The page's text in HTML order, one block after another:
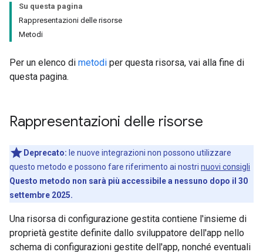
Su questa pagina
Rappresentazioni delle risorse
Metodi
Per un elenco di metodi per questa risorsa, vai alla fine di
questa pagina.
Rappresentazioni delle risorse
Deprecato: le nuove integrazioni non possono utilizzare
questo metodo e possono fare riferimento ai nostri nuovi consigli
Questo metodo non sarà più accessibile a nessuno dopo il 30
settembre 2025.
Una risorsa di configurazione gestita contiene l'insieme di
proprietà gestite definite dallo sviluppatore dell'app nello
schema di configurazioni gestite dell'app, nonché eventuali